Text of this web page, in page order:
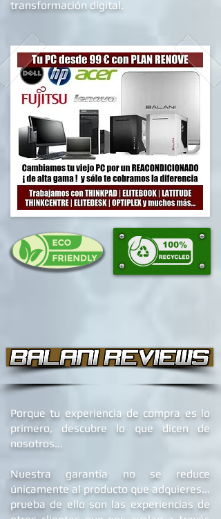
proceso de alfabetizació
Porque tu experiencia de compra es lo
primero, descubre lo que dicen de
Nuestra garantía no se reduce
únicamente al producto que adquieres...